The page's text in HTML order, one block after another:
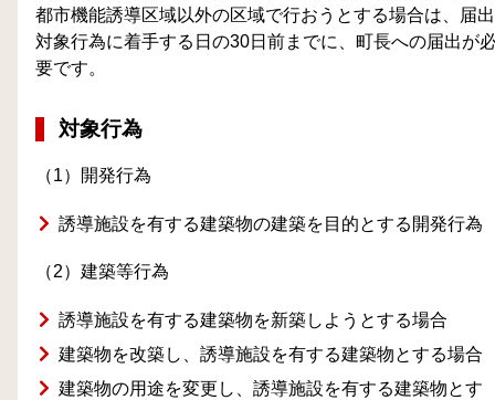
都市機能誘導区域以外の区域で行おうとする場合は、届出
対象行為に着手する日の30日前までに、町長への届出が
要です。
対象行為
（1）開発行為
誘導施設を有する建築物の建築を目的とする開発行為
（2）建築等行為
誘導施設を有する建築物を新築しようとする場合
建築物を改築し、誘導施設を有する建築物とする場合
建築物の用途を変更し、誘導施設を有する建築物とす